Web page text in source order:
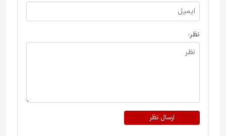
نظر:
ارسال نظر